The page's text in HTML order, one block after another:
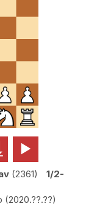

2361
1/2-
2020.??.??